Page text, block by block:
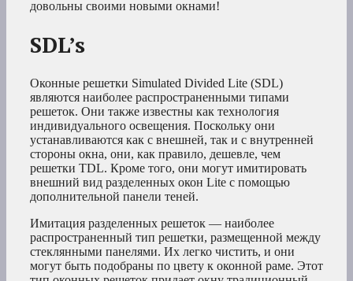
довольны своими новыми окнами!
SDL’s
Оконные решетки Simulated Divided Lite (SDL)
являются наиболее распространенными типами
решеток. Они также известны как технология
индивидуального освещения. Поскольку они
устанавливаются как с внешней, так и с внутренней
стороны окна, они, как правило, дешевле, чем
решетки TDL. Кроме того, они могут имитировать
внешний вид разделенных окон Lite с помощью
дополнительной панели теней.
Имитация разделенных решеток — наиболее
распространенный тип решетки, размещенной между
стеклянными панелями. Их легко чистить, и они
могут быть подобраны по цвету к оконной раме. Этот